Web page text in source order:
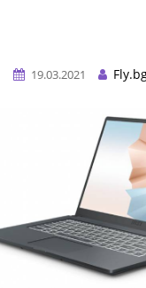
19.03.2021